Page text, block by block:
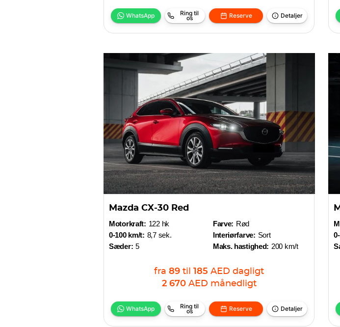
WhatsApp Ring til
os Reserve Detaljer
Mazda CX-30 Red
Motorkraft: 122 hk
0-100 km/t: 8,7 sek.
Sæder: 5
Farve: Rød
Interiørfarve: Sort
Maks. hastighed: 200 km/t
fra 89 til 185 AED dagligt
2 670 AED månedligt
WhatsApp Ring til
os Reserve Detaljer